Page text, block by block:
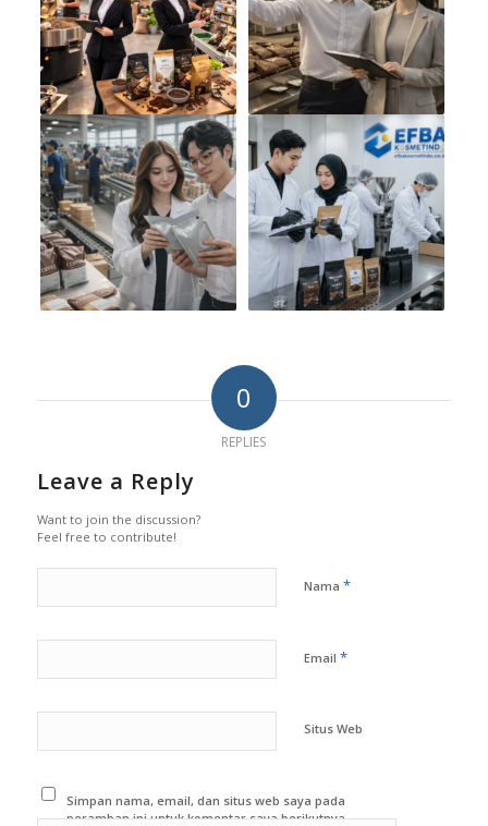
0
REPLIES
Leave a Reply
Want to join the discussion?
Feel free to contribute!
Nama *
Email *
Situs Web
Simpan nama, email, dan situs web saya pada
peramban ini untuk komentar saya berikutnya.